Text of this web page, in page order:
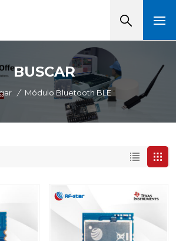
BUSCAR
/ Módulo Bluetooth BLE